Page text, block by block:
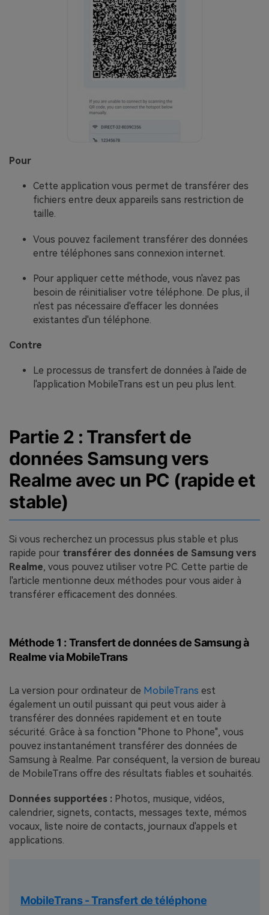
Pour
Cette application vous permet de transférer des
fichiers entre deux appareils sans restriction de
taille.
Vous pouvez facilement transférer des données
entre téléphones sans connexion internet.
Pour appliquer cette méthode, vous n'avez pas
besoin de réinitialiser votre téléphone. De plus, il
n'est pas nécessaire d'effacer les données
existantes d'un téléphone.
Contre
Le processus de transfert de données à l'aide de
l'application MobileTrans est un peu plus lent.
Partie 2 : Transfert de
données Samsung vers
Realme avec un PC (rapide et
stable)
Si vous recherchez un processus plus stable et plus
rapide pour transférer des données de Samsung vers
Realme, vous pouvez utiliser votre PC. Cette partie de
l'article mentionne deux méthodes pour vous aider à
transférer efficacement des données.
Méthode 1 : Transfert de données de Samsung à
Realme via MobileTrans
La version pour ordinateur de MobileTrans est
également un outil puissant qui peut vous aider à
transférer des données rapidement et en toute
sécurité. Grâce à sa fonction "Phone to Phone", vous
pouvez instantanément transférer des données de
Samsung à Realme. Par conséquent, la version de bureau
de MobileTrans offre des résultats fiables et souhaités.
Données supportées : Photos, musique, vidéos,
calendrier, signets, contacts, messages texte, mémos
vocaux, liste noire de contacts, journaux d'appels et
applications.
MobileTrans - Transfert de téléphone